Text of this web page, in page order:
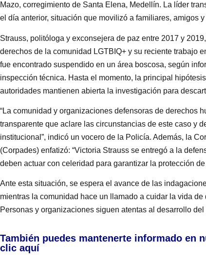
Mazo, corregimiento de Santa Elena, Medellín. La líder
el día anterior, situación que movilizó a familiares, amigos
Strauss, politóloga y exconsejera de paz entre 2017 y
derechos de la comunidad LGTBIQ+ y su reciente trabajo
fue encontrado suspendido en un área boscosa, según
inspección técnica. Hasta el momento, la principal
autoridades mantienen abierta la investigación para
“La comunidad y organizaciones defensoras de derechos
transparente que aclare las circunstancias de este caso y
institucional”, indicó un vocero de la Policía. Además, la
(Corpades) enfatizó: “Victoria Strauss se entregó a la
deben actuar con celeridad para garantizar la protección
Ante esta situación, se espera el avance de las
mientras la comunidad hace un llamado a cuidar la vida
Personas y organizaciones siguen atentas al desarrollo
También puedes mantenerte informado en
clic aquí